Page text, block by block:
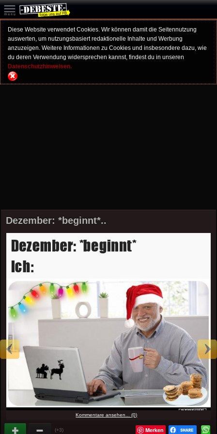
Diese Website verwendet Cookies. Wir können damit die Seitennutzung
auswerten, um nutzungsbasiert redaktionelle Inhalte und Werbung
anzuzeigen. Weitere Informationen zu Cookies und insbesondere dazu, wie
du deren Verwendung widersprechen kannst, findest du in unseren
Datenschutzhinweisen.
Dezember: *beginnt*..
Kommentare ansehen... (0)
(+3) Merken